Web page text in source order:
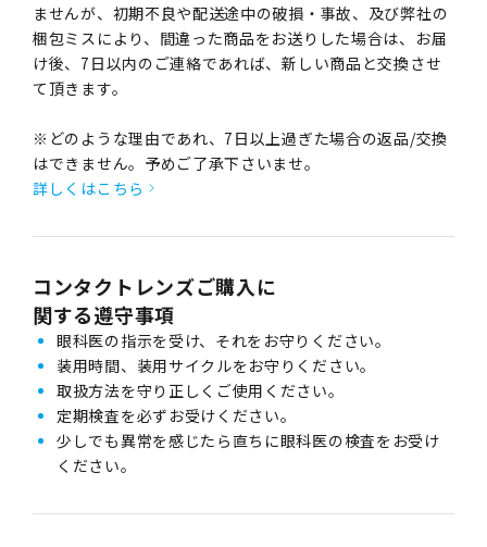
ませんが、初期不良や配送途中の破損・事故、及び弊社の
梱包ミスにより、間違った商品をお送りした場合は、お届
け後、7日以内のご連絡であれば、新しい商品と交換させ
て頂きます。
※どのような理由であれ、7日以上過ぎた場合の返品/交換
はできません。予めご了承下さいませ。
詳しくはこちら
コンタクトレンズご購入に
関する遵守事項
眼科医の指示を受け、それをお守りください。
装用時間、装用サイクルをお守りください。
取扱方法を守り正しくご使用ください。
定期検査を必ずお受けください。
少しでも異常を感じたら直ちに眼科医の検査をお受け
ください。